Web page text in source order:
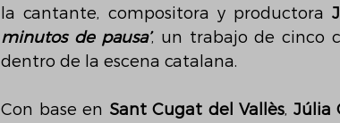
la cantante, compositora y productora
minutos de pausa’, un trabajo de cinco
dentro de la escena catalana.
Con base en Sant Cugat del Vallès, Júlia